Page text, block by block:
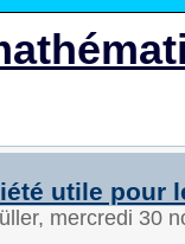
utile pour
mercredi 30